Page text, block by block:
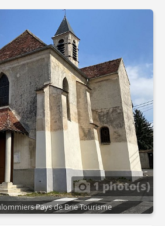
1 photo(s)
Pays de Brie Tourisme